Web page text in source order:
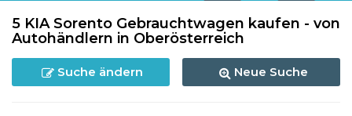
5 KIA Sorento Gebrauchtwagen kaufen - von
Autohändlern in Oberösterreich
Suche ändern Neue Suche